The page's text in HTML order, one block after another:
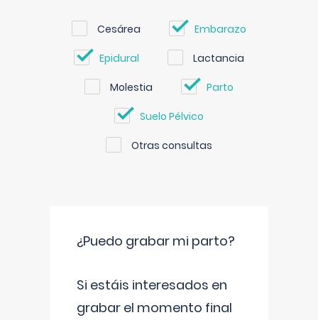
Cesárea Embarazo
Epidural Lactancia
Molestia Parto
Suelo Pélvico
Otras consultas
¿Puedo grabar mi parto?
Si estáis interesados en
grabar el momento final